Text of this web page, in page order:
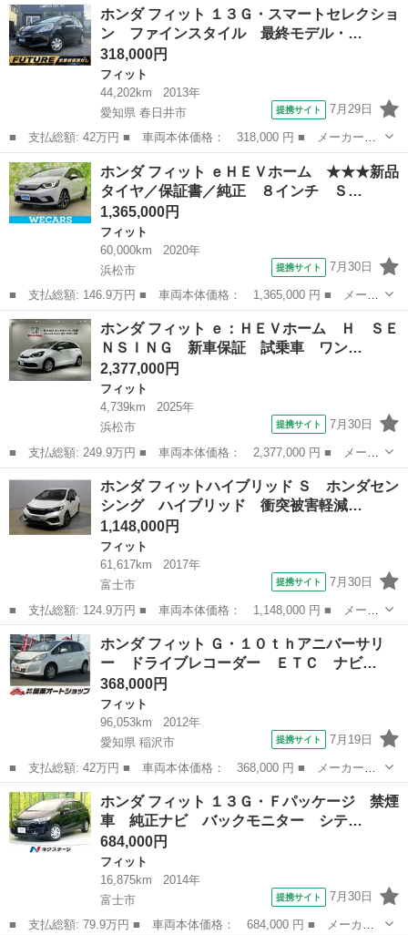
Ｖホーム 禁煙車 Ｈ ＳＥＮＳＩＮＧ 新車保証 試乗車 ワンオ
－ナ－ ...
静岡 藤枝市 フィット
ホンダ フィット １３Ｇ・スマートセレクショ
ン ファインスタイル 最終モデル・…
318,000円
フィット
44,202km
2013年
愛知県 春日井市
提携サイト 7月29日
■ 支払総額: 42万円 ■ 車両本体価格： 318,000 円 ■ メーカー
名： ホンダ ■ 車種名： フィット ■ グレード名： １３Ｇ・ス
マートセレクション ファインスタイル 最終モデル・ＯＢＤ診断異
常無し・ＥＣＯモ...
愛知 春日井市 フィット
ホンダ フィット ｅＨＥＶホーム ★★★新品
タイヤ／保証書／純正 ８インチ Ｓ…
1,365,000円
フィット
60,000km
2020年
浜松市
提携サイト 7月30日
■ 支払総額: 146.9万円 ■ 車両本体価格： 1,365,000 円 ■ メーカ
ー名： ホンダ ■ 車種名： フィット ■ グレード名： ｅＨＥＶ
ホーム ★★★新品タイヤ／保証書／純正 ８インチ ＳＤナビ／ホ
ンダセン...
静岡 浜松市 フィット
ホンダ フィット ｅ：ＨＥＶホーム Ｈ ＳＥ
ＮＳＩＮＧ 新車保証 試乗車 ワン…
2,377,000円
フィット
4,739km
2025年
浜松市
提携サイト 7月30日
■ 支払総額: 249.9万円 ■ 車両本体価格： 2,377,000 円 ■ メーカ
ー名： ホンダ ■ 車種名： フィット ■ グレード名： ｅ：ＨＥ
Ｖホーム Ｈ ＳＥＮＳＩＮＧ 新車保証 試乗車 ワンオーナー
純正ナビ...
静岡 浜松市 フィット
ホンダ フィットハイブリッド Ｓ ホンダセン
シング ハイブリッド 衝突被害軽減…
1,148,000円
フィット
61,617km
2017年
富士市
提携サイト 7月30日
■ 支払総額: 124.9万円 ■ 車両本体価格： 1,148,000 円 ■ メーカ
ー名： ホンダ ■ 車種名： フィットハイブリッド ■ グレード
名： Ｓ ホンダセンシング ハイブリッド 衝突被害軽減システ
ム オートク...
静岡 富士市 フィット
ホンダ フィット Ｇ・１０ｔｈアニバーサリ
ー ドライブレコーダー ＥＴＣ ナビ…
368,000円
フィット
96,053km
2012年
愛知県 稲沢市
提携サイト 7月19日
■ 支払総額: 42万円 ■ 車両本体価格： 368,000 円 ■ メーカー
名： ホンダ ■ 車種名： フィット ■ グレード名： Ｇ・１０ｔ
ｈアニバーサリー ドライブレコーダー ＥＴＣ ナビ ＴＶ スマ
ートキー 電動格...
愛知 稲沢市 フィット
ホンダ フィット １３Ｇ・Ｆパッケージ 禁煙
車 純正ナビ バックモニター シテ…
684,000円
フィット
16,875km
2014年
富士市
提携サイト 7月30日
■ 支払総額: 79.9万円 ■ 車両本体価格： 684,000 円 ■ メーカー